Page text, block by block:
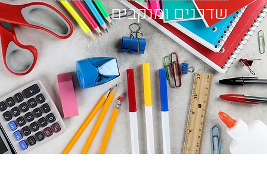
שדכנים ומנקבים